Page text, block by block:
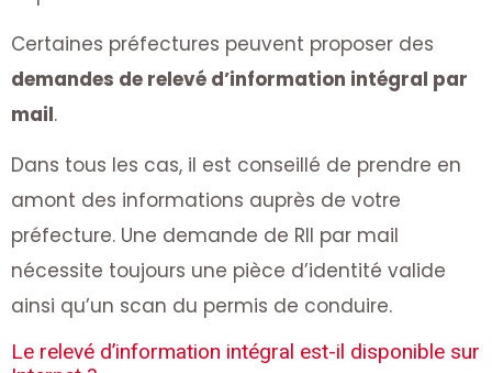
Certaines préfectures peuvent proposer des
demandes de relevé d’information intégral par
mail.
Dans tous les cas, il est conseillé de prendre en
amont des informations auprès de votre
préfecture. Une demande de RII par mail
nécessite toujours une pièce d’identité valide
ainsi qu’un scan du permis de conduire.
Le relevé d’information intégral est-il disponible sur